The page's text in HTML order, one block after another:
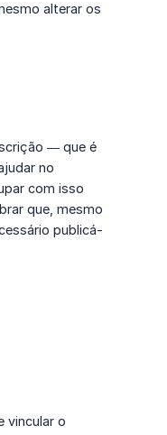
alterar os
— que é
no
com isso
que, mesmo
publicá-
vincular o